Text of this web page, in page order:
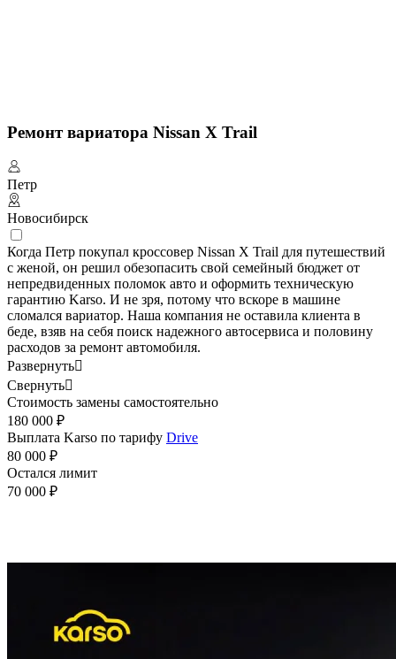
Ремонт вариатора Nissan X Trail
Петр
Новосибирск
Когда Петр покупал кроссовер Nissan X Trail для путешествий
с женой, он решил обезопасить свой семейный бюджет от
непредвиденных поломок авто и оформить техническую
гарантию Karso. И не зря, потому что вскоре в машине
сломался вариатор. Наша компания не оставила клиента в
беде, взяв на себя поиск надежного автосервиса и половину
расходов за ремонт автомобиля.
Развернуть
Свернуть
Стоимость замены самостоятельно
180 000 ₽
Выплата Karso по тарифу Drive
80 000 ₽
Остался лимит
70 000 ₽